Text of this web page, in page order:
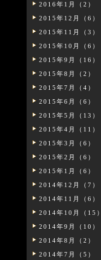
2016年1月（2）
2015年12月（6）
2015年11月（3）
2015年10月（6）
2015年9月（16）
2015年8月（2）
2015年7月（4）
2015年6月（6）
2015年5月（13）
2015年4月（11）
2015年3月（6）
2015年2月（6）
2015年1月（6）
2014年12月（7）
2014年11月（6）
2014年10月（15）
2014年9月（10）
2014年8月（2）
2014年7月（5）